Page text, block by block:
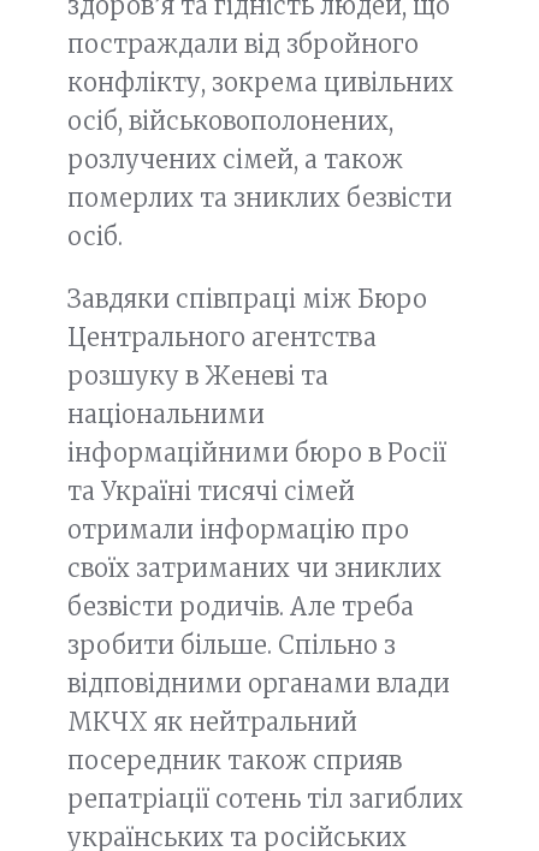
постраждали від збройного
конфлікту, зокрема цивільних
осіб, військовополонених,
розлучених сімей, а також
померлих та зниклих безвісти
осіб.
Завдяки співпраці між Бюро
Центрального агентства
розшуку в Женеві та
національними
інформаційними бюро в Росії
та Україні тисячі сімей
отримали інформацію про
своїх затриманих чи зниклих
безвісти родичів. Але треба
зробити більше. Спільно з
відповідними органами влади
МКЧХ як нейтральний
посередник також сприяв
репатріації сотень тіл загиблих
українських та російських